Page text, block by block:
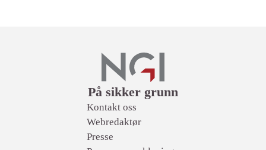
På sikker grunn
Lenker
Kontakt oss
Webredaktør
Presse